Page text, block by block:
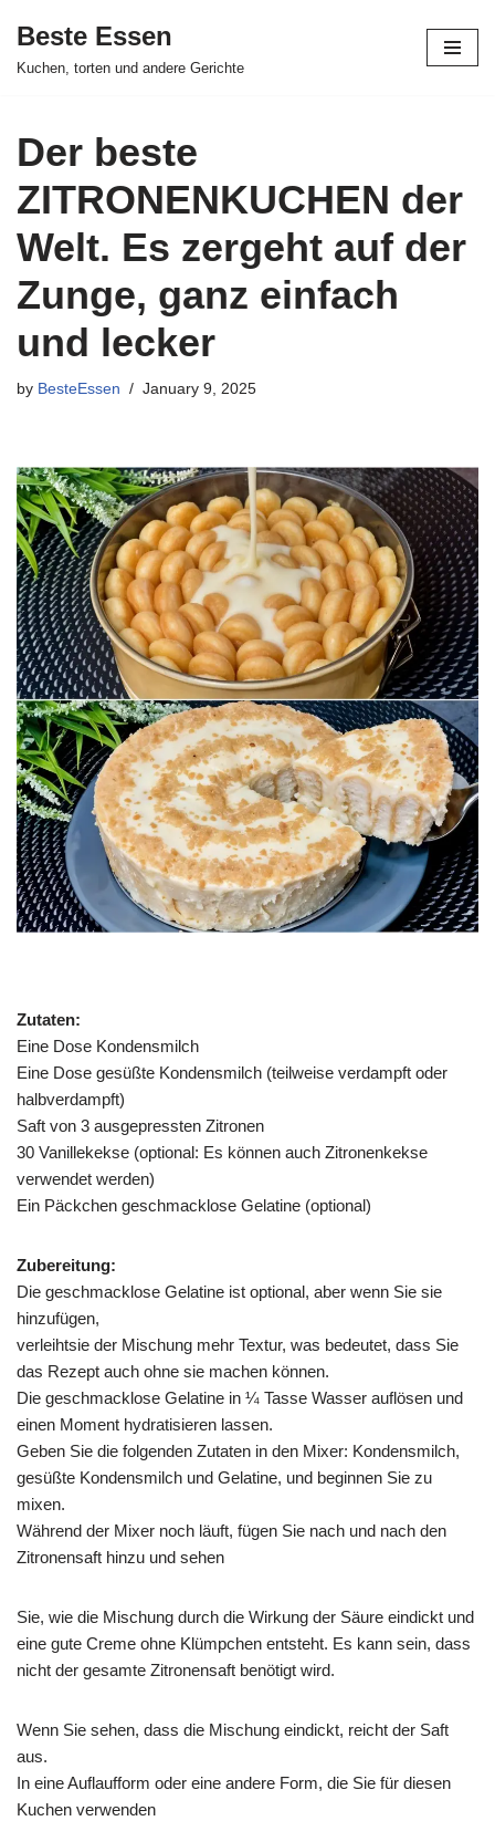
Skip
Beste Essen
Kuchen, torten und andere Gerichte
Der beste
ZITRONENKUCHEN der
Welt. Es zergeht auf der
Zunge, ganz einfach
und lecker
by BesteEssen January 9, 2025
Zutaten:
Eine Dose Kondensmilch
Eine Dose gesüßte Kondensmilch (teilweise verdampft oder
halbverdampft)
Saft von 3 ausgepressten Zitronen
30 Vanillekekse (optional: Es können auch Zitronenkekse
verwendet werden)
Ein Päckchen geschmacklose Gelatine (optional)
Zubereitung:
Die geschmacklose Gelatine ist optional, aber wenn Sie sie
hinzufügen,
verleihtsie der Mischung mehr Textur, was bedeutet, dass Sie
das Rezept auch ohne sie machen können.
Die geschmacklose Gelatine in ¼ Tasse Wasser auflösen und
einen Moment hydratisieren lassen.
Geben Sie die folgenden Zutaten in den Mixer: Kondensmilch,
gesüßte Kondensmilch und Gelatine, und beginnen Sie zu
mixen.
Während der Mixer noch läuft, fügen Sie nach und nach den
Zitronensaft hinzu und sehen
Sie, wie die Mischung durch die Wirkung der Säure eindickt und
eine gute Creme ohne Klümpchen entsteht. Es kann sein, dass
nicht der gesamte Zitronensaft benötigt wird.
Wenn Sie sehen, dass die Mischung eindickt, reicht der Saft
aus.
In eine Auflaufform oder eine andere Form, die Sie für diesen
Kuchen verwenden